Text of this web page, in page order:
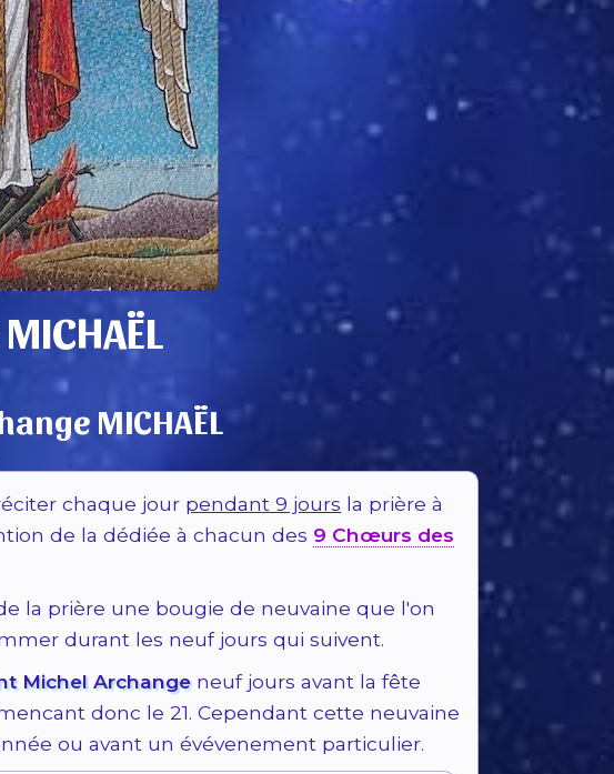
MICHAËL
chaque jour pendant 9 jours la prière à
de la dédiée à chacun des 9 Chœurs des
la prière une bougie de neuvaine que l'on
durant les neuf jours qui suivent.
Michel Archangeneuf jours avant la fête
donc le 21. Cependant cette neuvaine
ou avant un évévenement particulier.